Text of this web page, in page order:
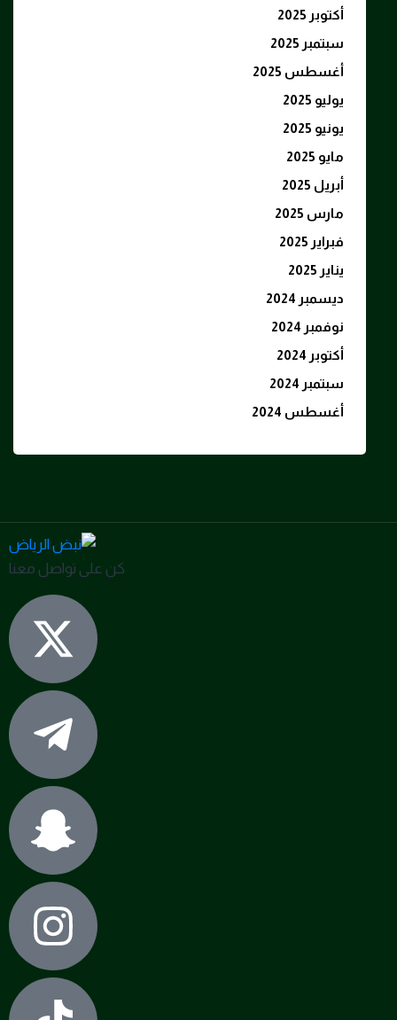
أكتوبر 2025
سبتمبر 2025
أغسطس 2025
يوليو 2025
يونيو 2025
مايو 2025
أبريل 2025
مارس 2025
فبراير 2025
يناير 2025
ديسمبر 2024
نوفمبر 2024
أكتوبر 2024
سبتمبر 2024
أغسطس 2024
كن على تواصل معنا